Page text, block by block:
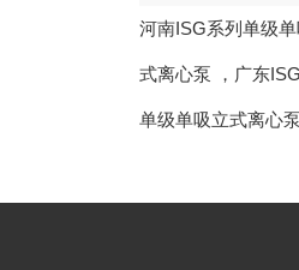
河南ISG系列单级
式离心泵 ， 广东
单级单吸立式离心